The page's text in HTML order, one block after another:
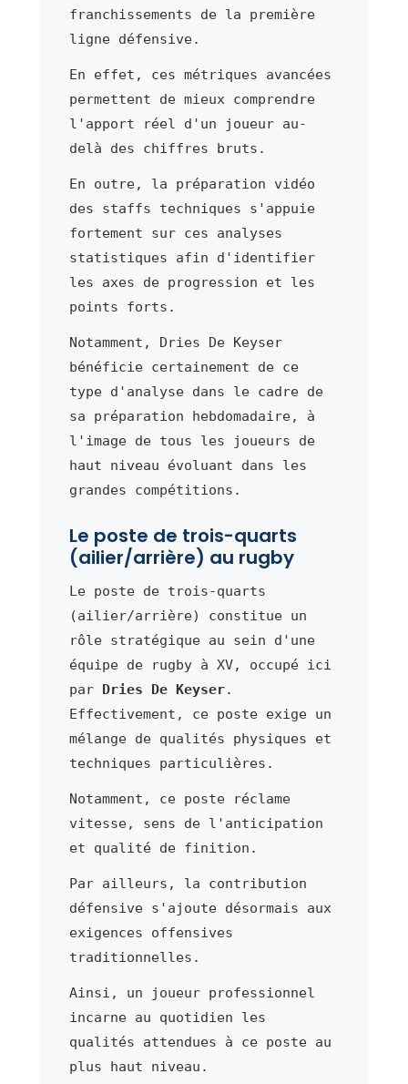
franchissements de la première
ligne défensive.
En effet, ces métriques avancées
permettent de mieux comprendre
l'apport réel d'un joueur au-
delà des chiffres bruts.
En outre, la préparation vidéo
des staffs techniques s'appuie
fortement sur ces analyses
statistiques afin d'identifier
les axes de progression et les
points forts.
Notamment, Dries De Keyser
bénéficie certainement de ce
type d'analyse dans le cadre de
sa préparation hebdomadaire, à
l'image de tous les joueurs de
haut niveau évoluant dans les
grandes compétitions.
Le poste de trois-quarts
(ailier/arrière) au rugby
Le poste de trois-quarts
(ailier/arrière) constitue un
rôle stratégique au sein d'une
équipe de rugby à XV, occupé ici
par
Dries De Keyser.
Effectivement, ce poste exige un
mélange de qualités physiques et
techniques particulières.
Notamment, ce poste réclame
vitesse, sens de l'anticipation
et qualité de finition.
Par ailleurs, la contribution
défensive s'ajoute désormais aux
exigences offensives
traditionnelles.
Ainsi, un joueur professionnel
incarne au quotidien les
qualités attendues à ce poste au
plus haut niveau.